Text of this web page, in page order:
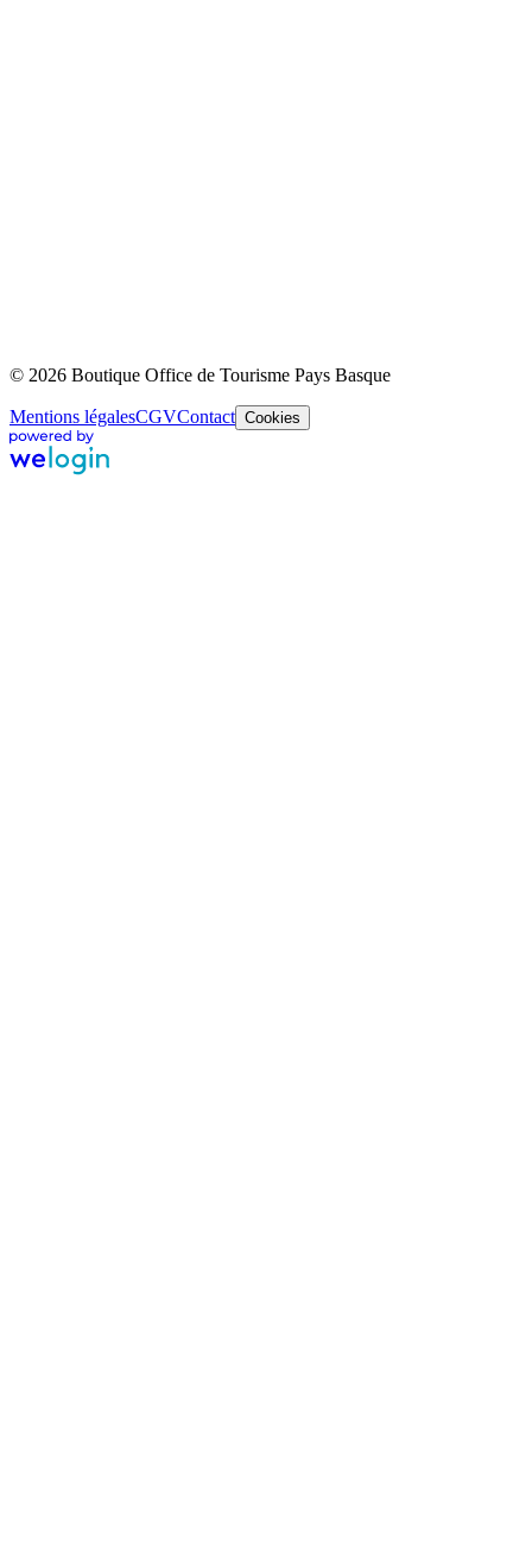
© 2026 Boutique Office de Tourisme Pays Basque
Mentions légalesCGVContact Cookies